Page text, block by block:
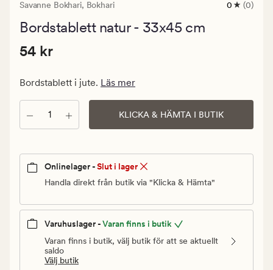
Savanne Bokhari, Bokhari
0
0 (0)
Bordstablett natur - 33x45 cm
Pris
pris
54
Pris 54 kr
54 kr
Bordstablett i jute. Läs mer
Antal KLICKA & HÄMTA I BUTIK
Onlinelager -Slut i lager
Handla direkt från butik via "Klicka & Hämta"
Varuhuslager -Varan finns i butik
Varan finns i butik, välj butik för att se aktuellt
saldo
Välj butik